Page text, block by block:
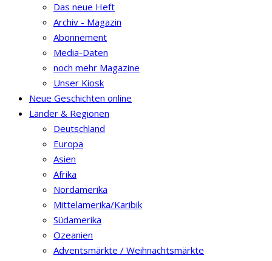
Das neue Heft
Archiv - Magazin
Abonnement
Media-Daten
noch mehr Magazine
Unser Kiosk
Neue Geschichten online
Länder & Regionen
Deutschland
Europa
Asien
Afrika
Nordamerika
Mittelamerika/Karibik
Südamerika
Ozeanien
Adventsmärkte / Weihnachtsmärkte